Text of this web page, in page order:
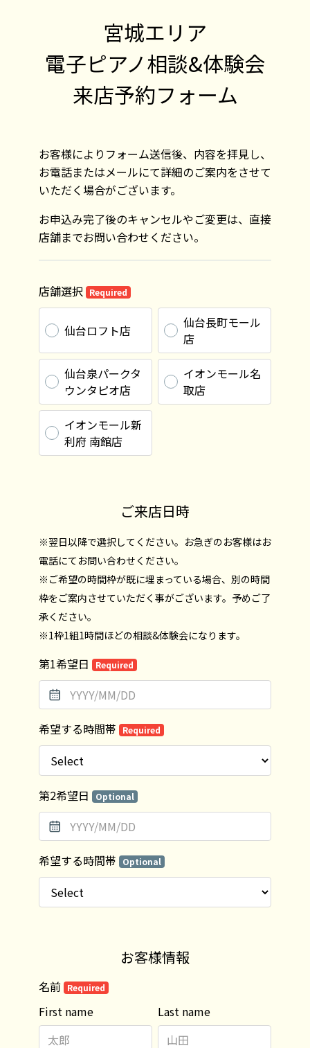
宮城エリア
電子ピアノ相談&体験会
来店予約フォーム
お客様によりフォーム送信後、内容を拝見し、
お電話またはメールにて詳細のご案内をさせて
いただく場合がございます。
お申込み完了後のキャンセルやご変更は、直接
店舗までお問い合わせください。
店舗選択 Required
仙台ロフト店
仙台長町モール
店
仙台泉パークタ
ウンタピオ店
イオンモール名
取店
イオンモール新
利府 南館店
ご来店日時
※翌日以降で選択してください。お急ぎのお客様はお
電話にてお問い合わせください。
※ご希望の時間枠が既に埋まっている場合、別の時間
枠をご案内させていただく事がございます。予めご了
承ください。
※1枠1組1時間ほどの相談&体験会になります。
第1希望日 Required
希望する時間帯 Required
第2希望日 Optional
希望する時間帯 Optional
お客様情報
名前 Required
Last name
First name